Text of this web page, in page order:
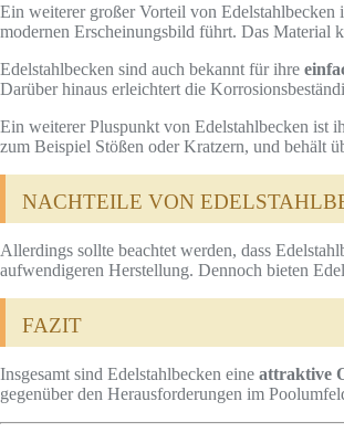
Ein weiterer großer Vorteil von Edelstahlbecken
modernen Erscheinungsbild führt. Das Material
Edelstahlbecken sind auch bekannt für ihre
Darüber hinaus erleichtert die
Ein weiterer Pluspunkt von Edelstahlbecken ist
zum Beispiel Stößen oder Kratzern, und behält
NACHTEILE VON
Allerdings sollte beachtet werden, dass
aufwendigeren Herstellung. Dennoch bieten
FAZIT
Insgesamt sind Edelstahlbecken eine attraktive
gegenüber den Herausforderungen im